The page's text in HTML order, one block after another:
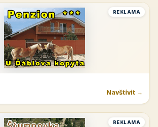
REKLAMA
Navštívit →
REKLAMA